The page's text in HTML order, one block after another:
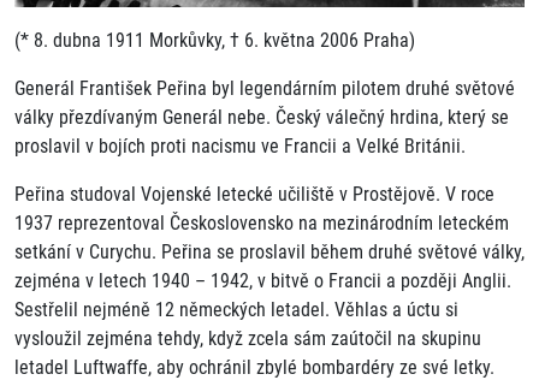
(* 8. dubna 1911 Morkůvky, † 6. května 2006 Praha)
Generál František Peřina byl legendárním pilotem druhé světové
války přezdívaným Generál nebe. Český válečný hrdina, který se
proslavil v bojích proti nacismu ve Francii a Velké Británii.
Peřina studoval Vojenské letecké učiliště v Prostějově. V roce
1937 reprezentoval Československo na mezinárodním leteckém
setkání v Curychu. Peřina se proslavil během druhé světové války,
zejména v letech 1940 – 1942, v bitvě o Francii a později Anglii.
Sestřelil nejméně 12 německých letadel. Věhlas a úctu si
vysloužil zejména tehdy, když zcela sám zaútočil na skupinu
letadel Luftwaffe, aby ochránil zbylé bombardéry ze své letky.